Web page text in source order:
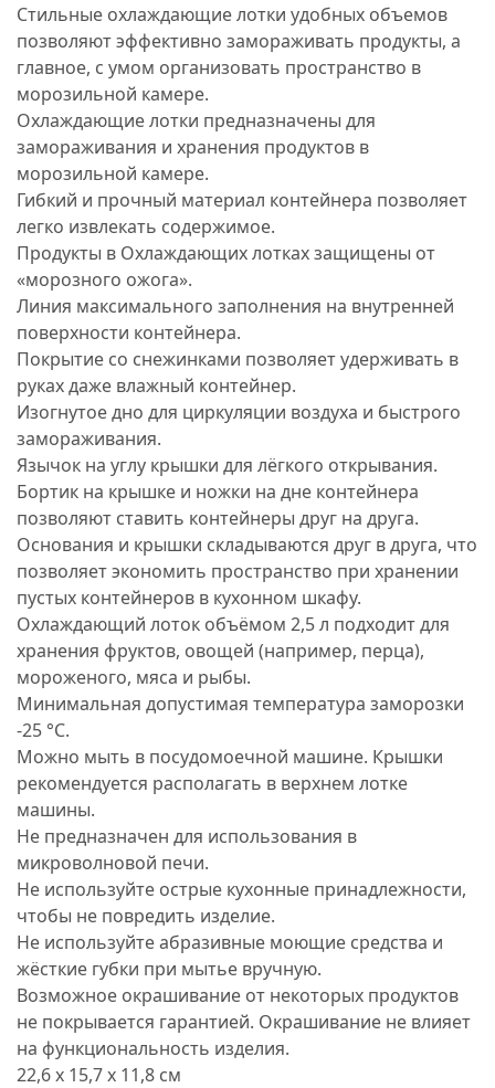
Стильные охлаждающие лотки удобных объемов
позволяют эффективно замораживать продукты, а
главное, с умом организовать пространство в
морозильной камере.
Охлаждающие лотки предназначены для
замораживания и хранения продуктов в
морозильной камере.
Гибкий и прочный материал контейнера позволяет
легко извлекать содержимое.
Продукты в Охлаждающих лотках защищены от
«морозного ожога».
Линия максимального заполнения на внутренней
поверхности контейнера.
Покрытие со снежинками позволяет удерживать в
руках даже влажный контейнер.
Изогнутое дно для циркуляции воздуха и быстрого
замораживания.
Язычок на углу крышки для лёгкого открывания.
Бортик на крышке и ножки на дне контейнера
позволяют ставить контейнеры друг на друга.
Основания и крышки складываются друг в друга, что
позволяет экономить пространство при хранении
пустых контейнеров в кухонном шкафу.
Охлаждающий лоток объёмом 2,5 л подходит для
хранения фруктов, овощей (например, перца),
мороженого, мяса и рыбы.
Минимальная допустимая температура заморозки
-25 °C.
Можно мыть в посудомоечной машине. Крышки
рекомендуется располагать в верхнем лотке
машины.
Не предназначен для использования в
микроволновой печи.
Не используйте острые кухонные принадлежности,
чтобы не повредить изделие.
Не используйте абразивные моющие средства и
жёсткие губки при мытье вручную.
Возможное окрашивание от некоторых продуктов
не покрывается гарантией. Окрашивание не влияет
на функциональность изделия.
22,6 х 15,7 х 11,8 см